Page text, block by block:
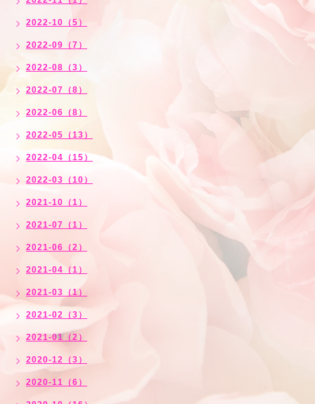
2022-10（5）
2022-09（7）
2022-08（3）
2022-07（8）
2022-06（8）
2022-05（13）
2022-04（15）
2022-03（10）
2021-10（1）
2021-07（1）
2021-06（2）
2021-04（1）
2021-03（1）
2021-02（3）
2021-01（2）
2020-12（3）
2020-11（6）